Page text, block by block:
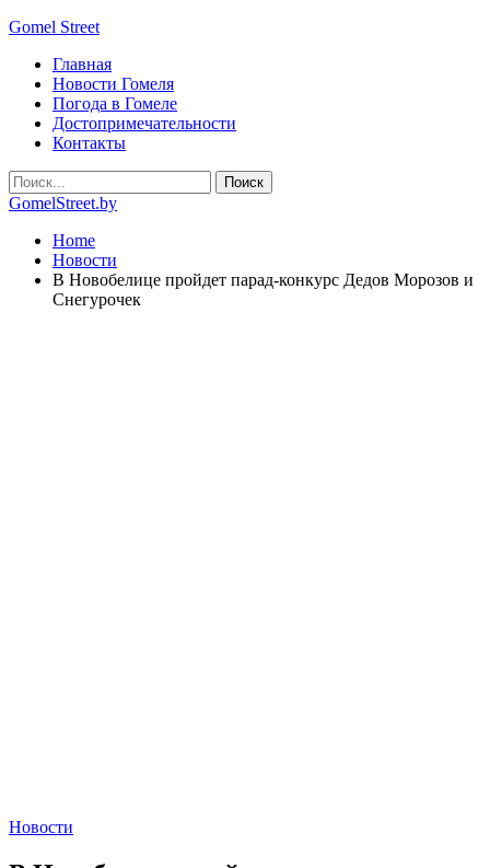
Gomel Street
Главная
Новости Гомеля
Погода в Гомеле
Достопримечательности
Контакты
GomelStreet.by
Home
Новости
В Новобелице пройдет парад-конкурс Дедов Морозов и
Снегурочек
Новости